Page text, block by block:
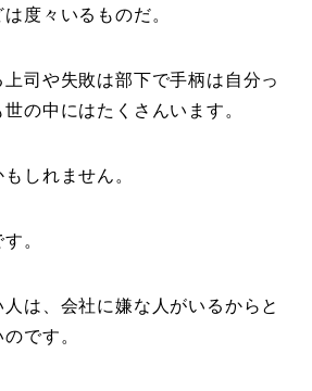
度々いるものだ。
司や失敗は部下で手柄は自分っ
の中にはたくさんいます。
しれません。
。
は、会社に嫌な人がいるからと
です。